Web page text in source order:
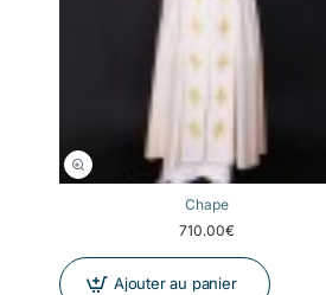
Chape
710.00€
Ajouter au panier